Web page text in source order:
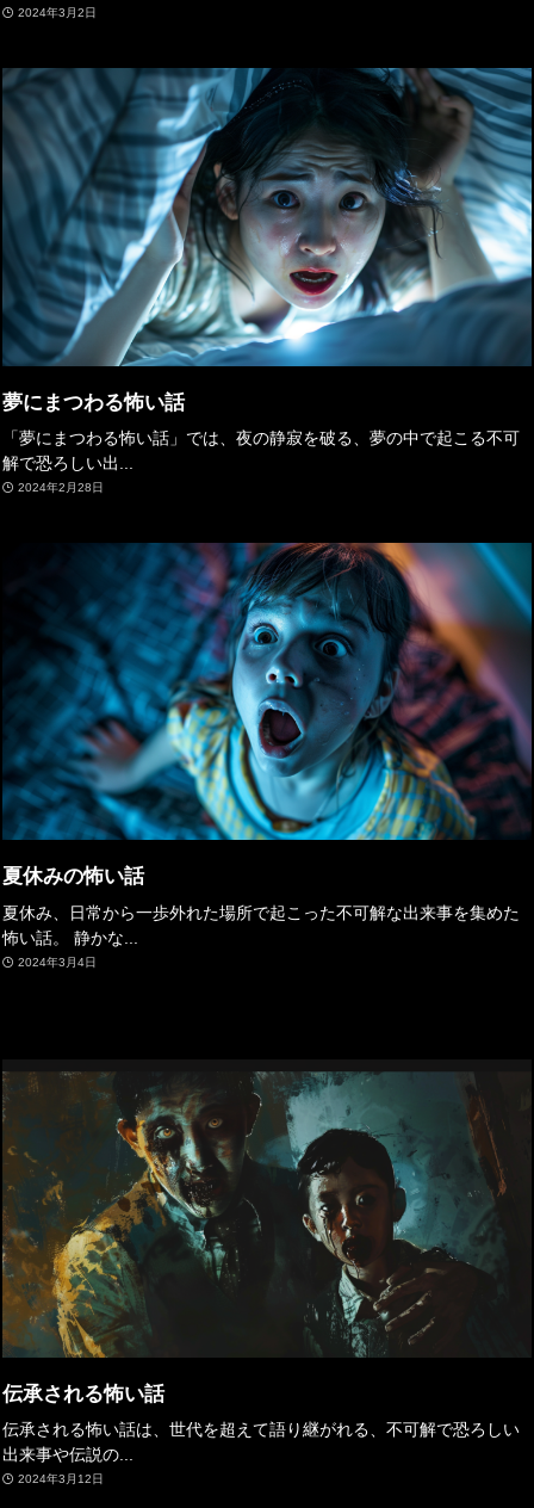
2024年3月2日
夢にまつわる怖い話
「夢にまつわる怖い話」では、夜の静寂を破る、夢の中で起こる不可
解で恐ろしい出...
2024年2月28日
夏休みの怖い話
夏休み、日常から一歩外れた場所で起こった不可解な出来事を集めた
怖い話。 静かな...
2024年3月4日
伝承される怖い話
伝承される怖い話は、世代を超えて語り継がれる、不可解で恐ろしい
出来事や伝説の...
2024年3月12日